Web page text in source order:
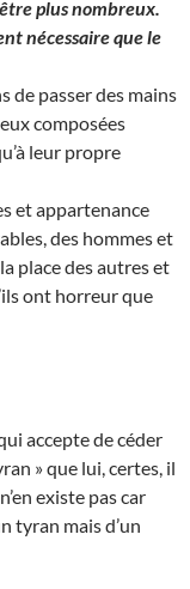
plus nombreux.
nécessaire que le
de passer des mains
composées
leur propre
et appartenance
des hommes et
place des autres et
ont horreur que
accepte de céder
» que lui, certes, il
existe pas car
tyran mais d’un